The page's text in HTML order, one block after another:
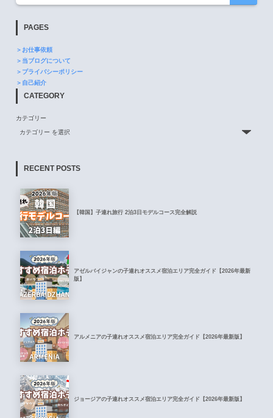
PAGES
＞お仕事依頼
＞当ブログについて
＞プライバシーポリシー
＞自己紹介
CATEGORY
カテゴリー
RECENT POSTS
【韓国】子連れ旅行 2泊3日モデルコース完全解説
アゼルバイジャンの子連れオススメ宿泊エリア完全ガイド【2026年最新
版】
アルメニアの子連れオススメ宿泊エリア完全ガイド【2026年最新版】
ジョージアの子連れオススメ宿泊エリア完全ガイド【2026年最新版】